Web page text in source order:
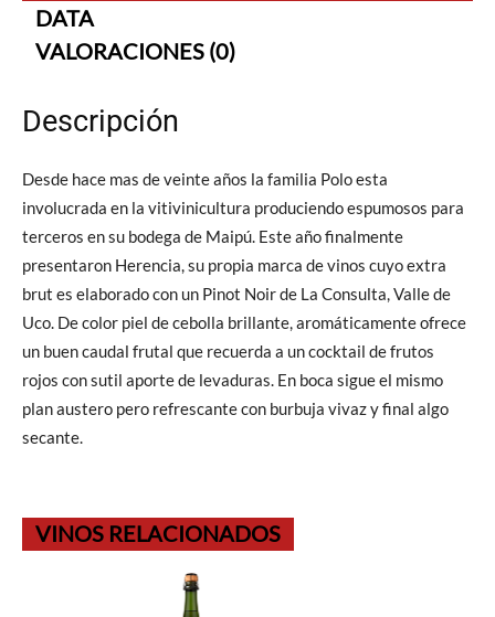
DATA
VALORACIONES (0)
Descripción
Desde hace mas de veinte años la familia Polo esta
involucrada en la vitivinicultura produciendo espumosos para
terceros en su bodega de Maipú. Este año finalmente
presentaron Herencia, su propia marca de vinos cuyo extra
brut es elaborado con un Pinot Noir de La Consulta, Valle de
Uco. De color piel de cebolla brillante, aromáticamente ofrece
un buen caudal frutal que recuerda a un cocktail de frutos
rojos con sutil aporte de levaduras. En boca sigue el mismo
plan austero pero refrescante con burbuja vivaz y final algo
secante.
VINOS RELACIONADOS